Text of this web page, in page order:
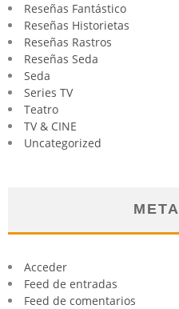
Reseñas Fantástico
Reseñas Historietas
Reseñas Rastros
Reseñas Seda
Seda
Series TV
Teatro
TV & CINE
Uncategorized
META
Acceder
Feed de entradas
Feed de comentarios